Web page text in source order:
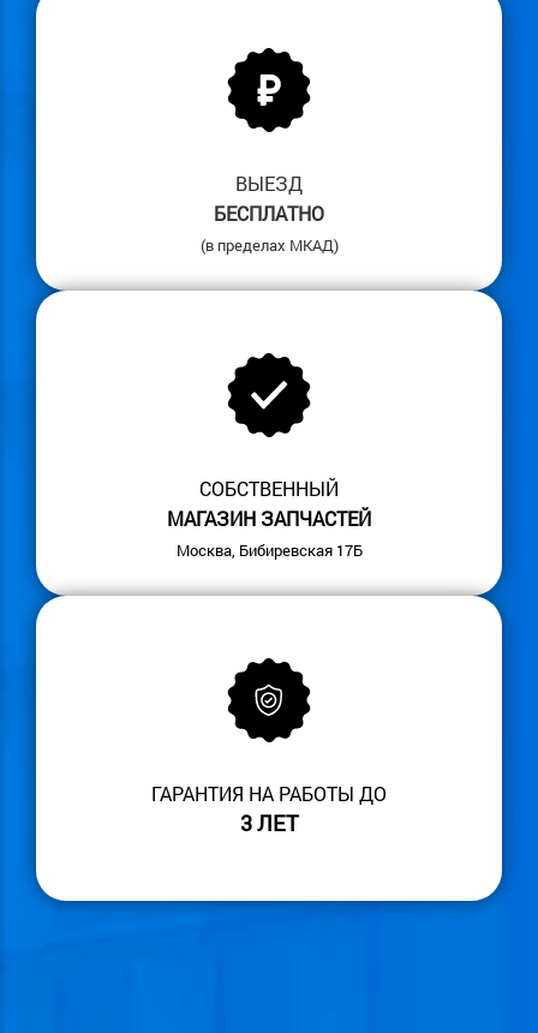
ВЫЕЗД
БЕСПЛАТНО
(в пределах МКАД)
СОБСТВЕННЫЙ
МАГАЗИН ЗАПЧАСТЕЙ
Москва, Бибиревская 17Б
ГАРАНТИЯ НА РАБОТЫ ДО
3 ЛЕТ